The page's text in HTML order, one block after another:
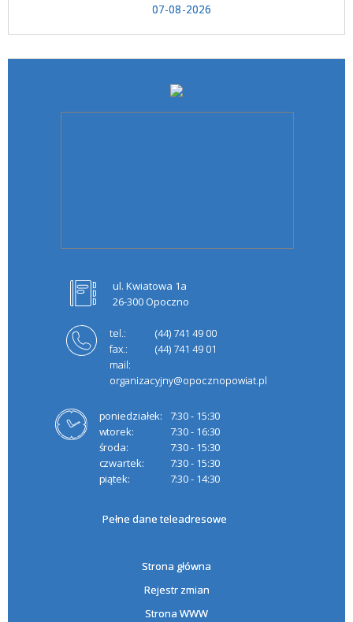
07-08-2026
ul. Kwiatowa 1a
26-300 Opoczno
tel.:
(44) 741 49 00
fax.:
(44) 741 49 01
mail:
organizacyjny@opocznopowiat.pl
poniedziałek:
7:30 - 15:30
wtorek:
7:30 - 16:30
środa:
7:30 - 15:30
czwartek:
7:30 - 15:30
piątek:
7:30 - 14:30
Pełne dane teleadresowe
Strona główna
Rejestr zmian
Strona WWW